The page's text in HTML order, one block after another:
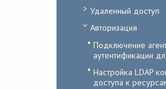
Удаленный доступ
Авторизация
Подключение
аутентификации
Настройка LDAP
доступа к